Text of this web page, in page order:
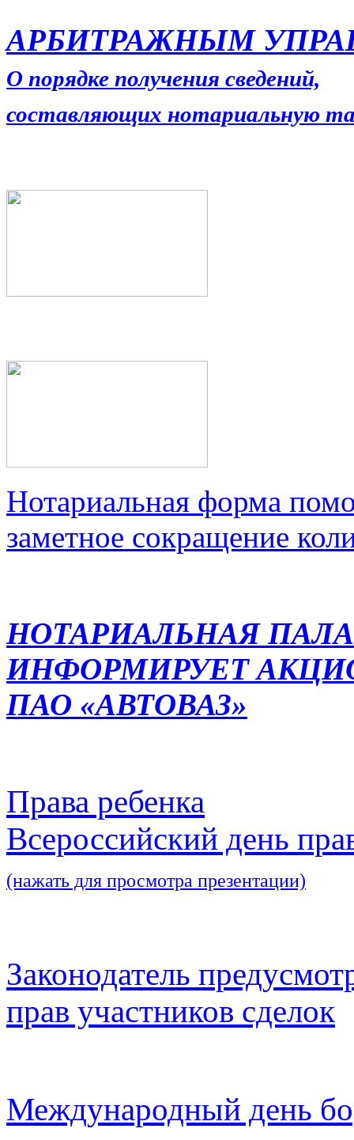
АРБИТРАЖНЫМ
О порядке получения сведений,
составляющих нотариальную
Нотариальная форма
заметное сокращение
НОТАРИАЛЬНАЯ
ИНФОРМИРУЕТ
ПАО «АВТОВАЗ»
Права ребенка
Всероссийский день
(нажать для просмотра презентации)
Законодатель
прав участников сделок
Международный день